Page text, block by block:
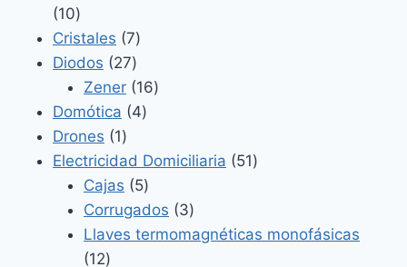
1010
productos
Cristales 77
productos
Diodos 2727
productos
Zener 1616
Domótica 44
Drones 11
producto
Electricidad Domiciliaria 5151
Cajas 55
productos
Corrugados 33
productos
Llaves termomagnéticas monofásicas
1212